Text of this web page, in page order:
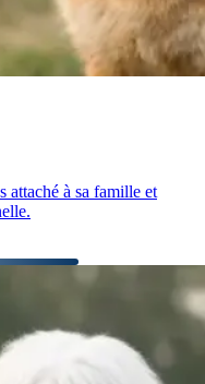
attaché à sa famille et